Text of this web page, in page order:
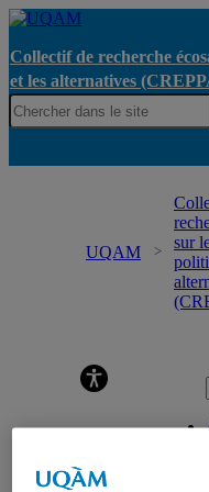
Collectif de recherche
et les alternatives
UQAM
sur
Direction,
Membres